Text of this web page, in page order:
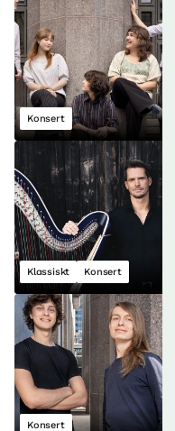
Konsert
Klassiskt Konsert
Konsert